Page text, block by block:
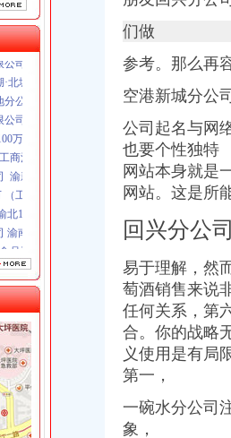
渝南10万 （工商注册）
品许可证）
司 渝中300万 （工商变更）
北城天街分公司 （工商注册）
公司 渝中 （工商注册）
司
万 （工商注册）
商注册）
渝新 （工商注册）
工商注册）
10万 （工商注册）
南10万 （工商注册）
品许可证）
司 渝中300万 （工商变更）
北城天街分公司 （工商注册）
公司 渝中 （工商注册）
汽车有限公司新招聘_华威人才
们做
参考。那么再
空港新城分公
公司起名与网
也要个性独特
网站本身就是
网站。这是所
回兴分
易于理解，然
萄酒销售来说
任何关系，第
合。你的战略
义使用是有局
第一，
一碗水分公司
象，